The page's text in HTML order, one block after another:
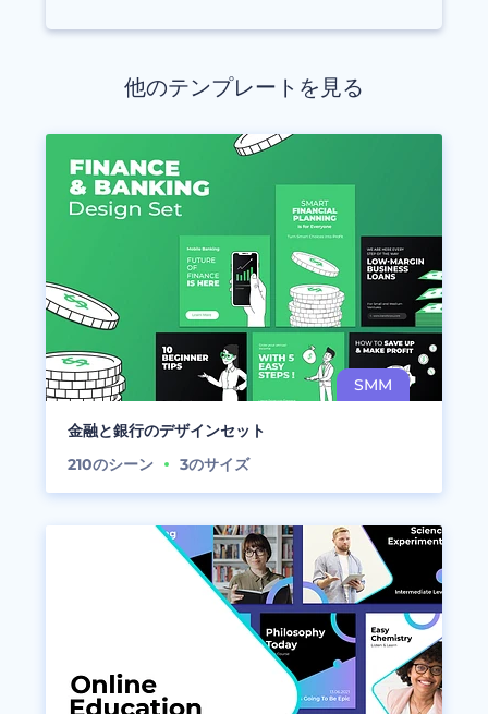
他のテンプレートを見る
金融と銀行のデザインセット
210のシーン 3のサイズ